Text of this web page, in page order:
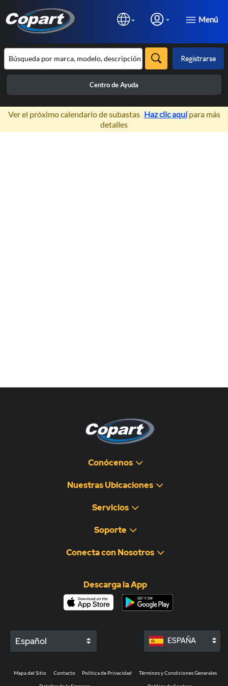
Menú
Registrarse
Centro de Ayuda
×
Ver el próximo calendario de subastas Haz clic aquípara más
detalles
Conócenos
Nuestras Ubicaciones
Servicios
Soporte
Conecta con Nosotros
Descarga la App
Español ESPAÑA
Mapa del Sitio Contacto Política de Privacidad Términos y Condiciones Generales